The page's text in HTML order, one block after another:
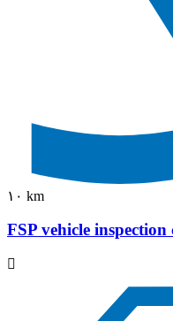
١٠ km
FSP vehicle